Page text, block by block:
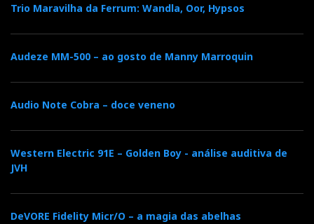
Trio Maravilha da Ferrum: Wandla, Oor, Hypsos
Audeze MM-500 – ao gosto de Manny Marroquin
Audio Note Cobra – doce veneno
Western Electric 91E – Golden Boy - análise auditiva de
JVH
DeVORE Fidelity Micr/O – a magia das abelhas